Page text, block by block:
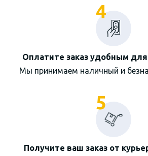
4
Оплатите заказ удобным для
Мы принимаем наличный и
5
Получите ваш заказ от